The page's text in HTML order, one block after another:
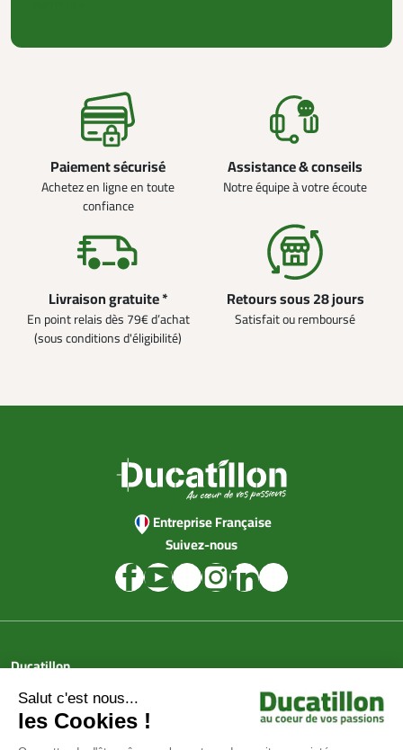
Paiement sécurisé
Achetez en ligne en toute
confiance
Assistance & conseils
Notre équipe à votre écoute
Livraison gratuite *
En point relais dès 79€ d’achat
(sous conditions d'éligibilité)
Retours sous 28 jours
Satisfait ou remboursé
Entreprise Française
Suivez-nous
Ducatillon
Achat en ligne
Services